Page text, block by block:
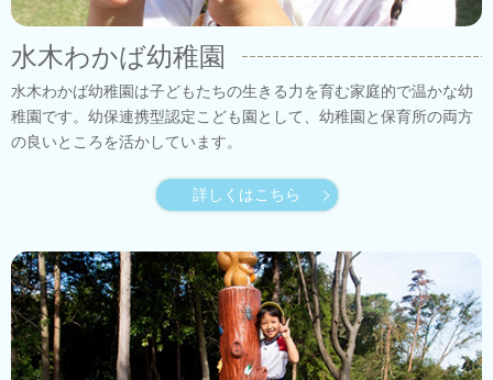
水木わかば幼稚園
水木わかば幼稚園は子どもたちの生きる力を育む家庭的で温かな幼
稚園です。幼保連携型認定こども園として、幼稚園と保育所の両方
の良いところを活かしています。
詳しくはこちら